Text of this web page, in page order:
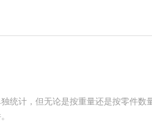
统计，但无论是按重量还是按零件